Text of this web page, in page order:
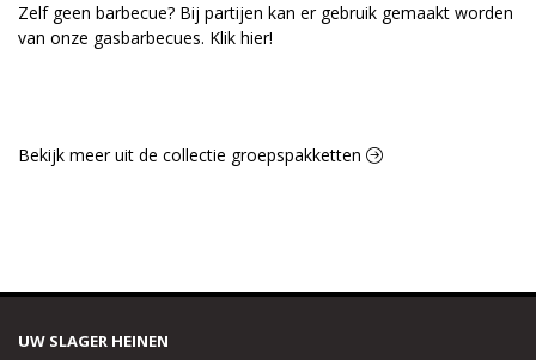
Zelf geen barbecue? Bij partijen kan er gebruik gemaakt worden
van onze gasbarbecues. Klik hier!
Bekijk meer uit de collectie groepspakketten
UW SLAGER HEINEN